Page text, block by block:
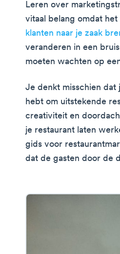
Leren over
vitaal belang omdat
klanten naar je zaak
veranderen in een
moeten wachten op
Je denkt misschien
hebt om uitstekende
creativiteit en
je restaurant laten
gids voor
dat de gasten door de